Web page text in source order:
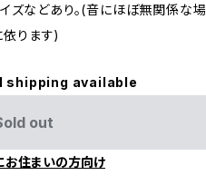
ズなどあり。(音にほぼ無関係な場
依ります)
shipping available
out
お住まいの方向け